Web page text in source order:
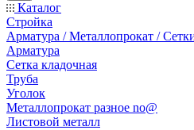
Каталог
Стройка
Арматура / Металлопрокат /
Арматура
Сетка кладочная
Труба
Уголок
Металлопрокат разное no@
Листовой металл